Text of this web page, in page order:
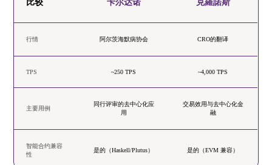
比较 卡尔达诺 克羅諾斯
行情 阿尔茨海默病协会 CRO的翻译
TPS ~250 TPS ~4,000 TPS
主要用例
同行评审的去中心化应
用
交易效用与去中心化金
融
智能合约兼容
性
是的（Haskell/Plutus） 是的（EVM 兼容）